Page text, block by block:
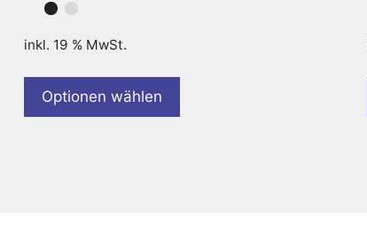
inkl. 19 % MwSt.
Optionen wählen